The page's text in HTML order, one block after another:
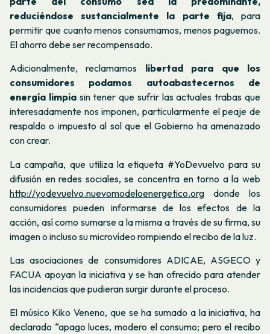
reduciéndose sustancialmente la parte fija, para
permitir que cuanto menos consumamos, menos paguemos.
El ahorro debe ser recompensado.
Adicionalmente, reclamamos libertad para que los
consumidores podamos autoabastecernos de
energía limpiasin tener que sufrir las actuales trabas que
interesadamente nos imponen, particularmente el peaje de
respaldo o impuesto al sol que el Gobierno ha amenazado
con crear.
La campaña, que utiliza la etiqueta #YoDevuelvo para su
difusión en redes sociales, se concentra en torno a la web
http://yodevuelvo.nuevomodeloenergetico.org donde los
consumidores pueden informarse de los efectos de la
acción, así como sumarse a la misma a través de su firma, su
imagen o incluso su microvídeo rompiendo el recibo de la luz.
Las asociaciones de consumidores ADICAE, ASGECO y
FACUA apoyan la iniciativa y se han ofrecido para atender
las incidencias que pudieran surgir durante el proceso.
El músico Kiko Veneno, que se ha sumado a la iniciativa, ha
declarado “apago luces, modero el consumo; pero el recibo